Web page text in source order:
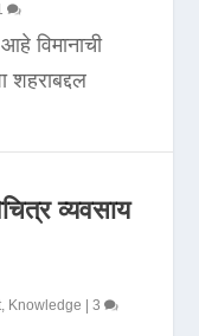
विमानाची
व्यवसाय
, Knowledge |3